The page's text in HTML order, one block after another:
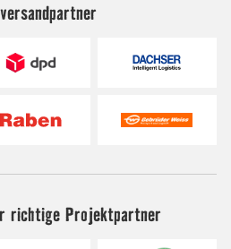
richtige Projektpartner